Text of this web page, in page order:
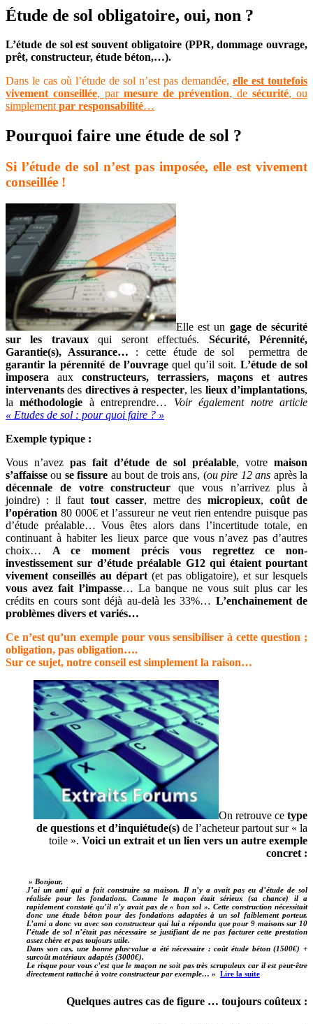
Étude de sol obligatoire, oui, non ?
L’étude de sol est souvent obligatoire (PPR, dommage ouvrage,
prêt, constructeur, étude béton,…).
Dans le cas où l’étude de sol n’est pas demandée, elle est toutefois
vivement conseillée, par mesure de prévention, desécurité, ou
simplementpar responsabilité…
Pourquoi faire une étude de sol ?
Si l’étude de sol n’est pas imposée, elle est vivement
conseillée !
Elle est un gage de sécurité
sur les travauxqui seront effectués. Sécurité, Pérennité,
Garantie(s), Assurance… : cette étude de sol permettra de
garantir la pérennité de l’ouvragequel qu’il soit. L’étude de sol
imposera aux constructeurs, terrassiers, maçons et autres
intervenants des directives à respecter, les lieux d’implantations,
laméthodologie à entreprendre… Voir également notre article
« Etudes de sol : pour quoi faire ? »
Exemple typique :
Vous n’avez pas fait d’étude de sol préalable, votre maison
s’affaisse ou se fissure au bout de trois ans, (ou pire 12 ans après la
décennale de votre constructeur que vous n’arrivez plus à
joindre) : il faut tout casser, mettre des micropieux, coût de
l’opération 80 000€ et l’assureur ne veut rien entendre puisque pas
d’étude préalable… Vous êtes alors dans l’incertitude totale, en
continuant à habiter les lieux parce que vous n’avez pas d’autres
choix… A ce moment précis vous regrettez ce non-
investissement sur d’étude préalable G12 qui étaient pourtant
vivement conseillés au départ (et pas obligatoire), et sur lesquels
vous avez fait l’impasse… La banque ne vous suit plus car les
crédits en cours sont déjà au-delà les 33%… L’enchainement de
problèmes divers et variés…
Ce n’est qu’un exemple pour vous sensibiliser à cette question ;
obligation, pas obligation….
Sur ce sujet, notre conseil est simplement la raison…
On retrouve ce type
de questions et d’inquiétude(s) de l’acheteur partout sur « la
toile ». Voici un extrait et un lien vers un autre exemple
concret :
» Bonjour,
J’ai un ami qui a fait construire sa maison. Il n’y a avait pas eu d’étude de sol
réalisée pour les fondations. Comme le maçon était sérieux (sa chance) il a
rapidement constaté qu’il n’y avait pas de « bon sol ». Cette construction nécessitait
donc une étude béton pour des fondations adaptées à un sol faiblement porteur.
L’ami a donc vu avec son constructeur qui lui a répondu que pour 9 maisons sur 10
l’étude de sol n’était pas nécessaire se justifiant de ne pas facturer cette prestation
assez chère et pas toujours utile.
Dans son cas, une bonne plus-value a été nécessaire : coût étude béton (1500€) +
surcoût matériaux adaptés (3000€).
Le risque pour vous c’est que le maçon ne soit pas très scrupuleux car il est peut-être
directement rattaché à votre constructeur par exemple… » Lire la suite
Quelques autres cas de figure … toujours coûteux :